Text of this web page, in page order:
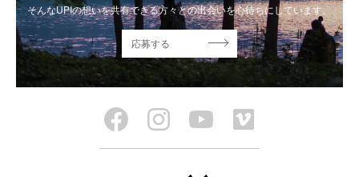
そんなUPIの想いを共有できる方々との出会いを心待ちにしています。
応募する